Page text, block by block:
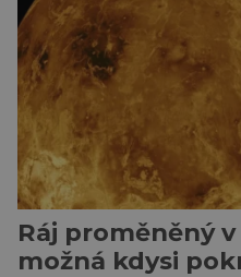
Ráj proměněný
možná kdysi